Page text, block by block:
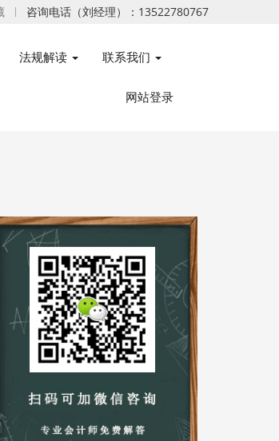
咨询电话（刘经理）：13522780767
法规解读 联系我们
网站登录